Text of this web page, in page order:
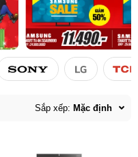
Sắp xếp: Mặc định